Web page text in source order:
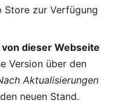
Store zur Verfügung
von dieser Webseite
Version über den
Aktualisierungen
neuen Stand.